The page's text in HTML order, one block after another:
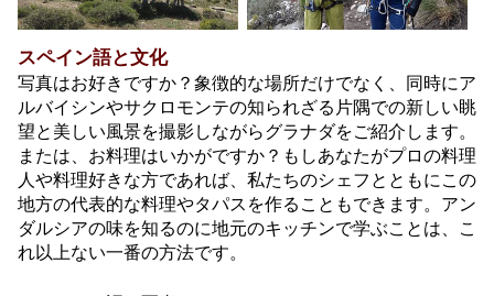
スペイン語と文化
写真はお好きですか？象徴的な場所だけでなく、同時にア
ルバイシンやサクロモンテの知られざる片隅での新しい眺
望と美しい風景を撮影しながらグラナダをご紹介します。
または、お料理はいかがですか？もしあなたがプロの料理
人や料理好きな方であれば、私たちのシェフとともにこの
地方の代表的な料理やタパスを作ることもできます。アン
ダルシアの味を知るのに地元のキッチンで学ぶことは、こ
れ以上ない一番の方法です。